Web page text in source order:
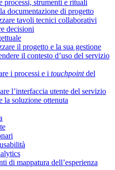
processi, strumenti e rituali
documentazione di progetto
tavoli tecnici collaborativi
decisioni
il progetto e la sua gestione
il contesto d’uso del servizio
i processi e i touchpointdel
l’interfaccia utente del servizio
la soluzione ottenuta
di mappatura dell’esperienza